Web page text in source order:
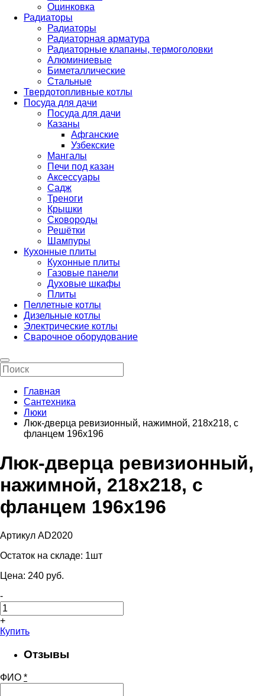
Оцинковка
Радиаторы
Радиаторы
Радиаторная арматура
Радиаторные клапаны, термоголовки
Алюминиевые
Биметаллические
Стальные
Твердотопливные котлы
Посуда для дачи
Посуда для дачи
Казаны
Афганские
Узбекские
Мангалы
Печи под казан
Аксессуары
Садж
Треноги
Крышки
Сковороды
Решётки
Шампуры
Кухонные плиты
Кухонные плиты
Газовые панели
Духовые шкафы
Плиты
Пеллетные котлы
Дизельные котлы
Электрические котлы
Сварочное оборудование
Главная
Сантехника
Люки
Люк-дверца ревизионный, нажимной, 218х218, с
фланцем 196х196
Люк-дверца ревизионный,
нажимной, 218х218, с
фланцем 196х196
Артикул AD2020
Остаток на складе: 1шт
Цена: 240 pуб.
-
+
Купить
Отзывы
ФИО *